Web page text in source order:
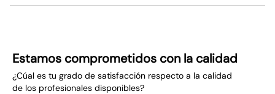
Estamos comprometidos con la calidad
¿Cúal es tu grado de satisfacción respecto a la calidad
de los profesionales disponibles?